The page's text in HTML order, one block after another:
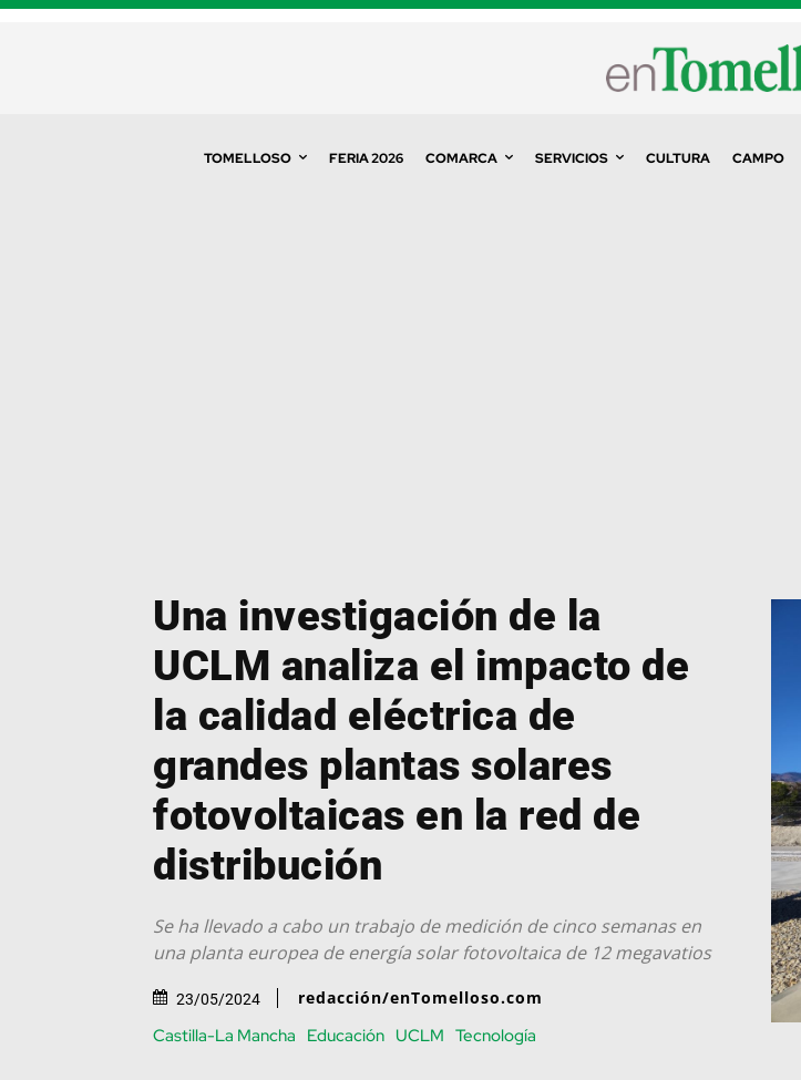
TOMELLOSO FERIA 2026 COMARCA SERVICIOS CULTURA CAMPO
Una investigación de la
UCLM analiza el impacto de
la calidad eléctrica de
grandes plantas solares
fotovoltaicas en la red de
distribución
Se ha llevado a cabo un trabajo de medición de cinco semanas en
una planta europea de energía solar fotovoltaica de 12 megavatios
23/05/2024 redacción/enTomelloso.com
Castilla-La Mancha Educación UCLM Tecnología